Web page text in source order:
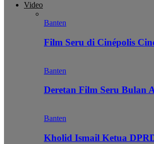
Video
Banten
Film Seru di Cinépolis
Banten
Deretan Film Seru Bulan
Banten
Kholid Ismail Ketua